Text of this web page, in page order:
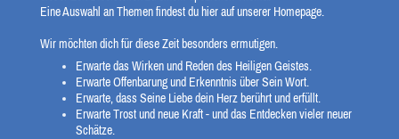
Eine Auswahl an Themen findest du hier auf unserer Homepage.
Wir möchten dich für diese Zeit besonders ermutigen.
Erwarte das Wirken und Reden des Heiligen Geistes.
Erwarte Offenbarung und Erkenntnis über Sein Wort.
Erwarte, dass Seine Liebe dein Herz berührt und erfüllt.
Erwarte Trost und neue Kraft - und das Entdecken vieler neuer
Schätze.